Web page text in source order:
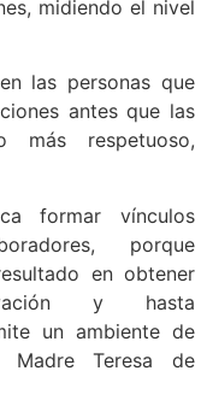
midiendo el nivel
las personas que
antes que las
respetuoso,
formar vínculos
porque
en obtener
y hasta
un ambiente de
Madre Teresa de